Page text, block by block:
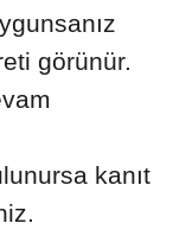
görünür.
kanıt